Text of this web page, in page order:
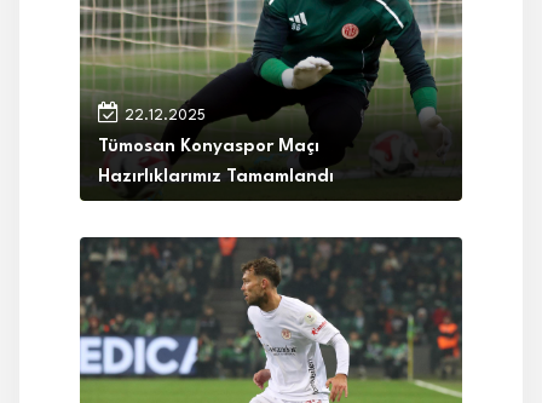
22.12.2025
Tümosan Konyaspor Maçı
Hazırlıklarımız Tamamlandı